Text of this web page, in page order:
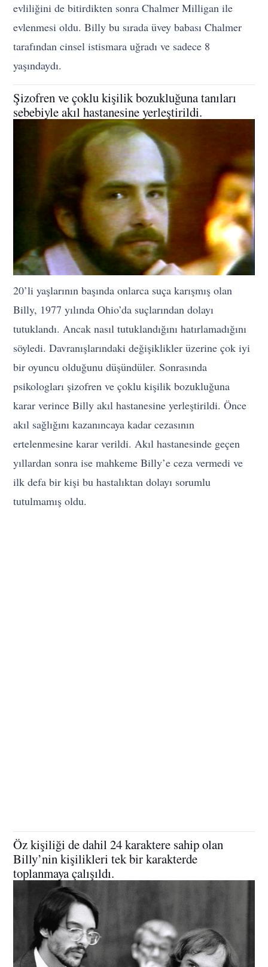
evliliğini de bitirdikten sonra Chalmer Milligan ile
evlenmesi oldu. Billy bu sırada üvey babası Chalmer
tarafından cinsel istismara uğradı ve sadece 8
yaşındaydı.
Şizofren ve çoklu kişilik bozukluğuna tanıları
sebebiyle akıl hastanesine yerleştirildi.
20’li yaşlarının başında onlarca suça karışmış olan
Billy, 1977 yılında Ohio’da suçlarından dolayı
tutuklandı. Ancak nasıl tutuklandığını hatırlamadığını
söyledi. Davranışlarındaki değişiklikler üzerine çok iyi
bir oyuncu olduğunu düşündüler. Sonrasında
psikologları şizofren ve çoklu kişilik bozukluğuna
karar verince Billy akıl hastanesine yerleştirildi. Önce
akıl sağlığını kazanıncaya kadar cezasının
ertelenmesine karar verildi. Akıl hastanesinde geçen
yıllardan sonra ise mahkeme Billy’e ceza vermedi ve
ilk defa bir kişi bu hastalıktan dolayı sorumlu
tutulmamış oldu.
Öz kişiliği de dahil 24 karaktere sahip olan
Billy’nin kişilikleri tek bir karakterde
toplanmaya çalışıldı.